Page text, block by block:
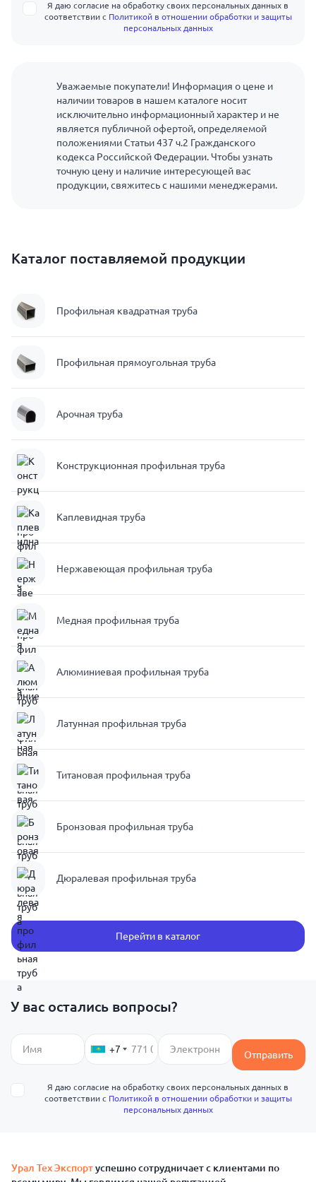
Я даю согласие на обработку своих персональных данных в
соответствии с Политикой в отношении обработки и защиты
персональных данных
Уважаемые покупатели! Информация о цене и
наличии товаров в нашем каталоге носит
исключительно информационный характер и не
является публичной офертой, определяемой
положениями Статьи 437 ч.2 Гражданского
кодекса Российской Федерации. Чтобы узнать
точную цену и наличие интересующей вас
продукции, свяжитесь с нашими менеджерами.
Каталог поставляемой продукции
Профильная квадратная труба
Профильная прямоугольная труба
Арочная труба
Конструкционная профильная труба
Каплевидная труба
Нержавеющая профильная труба
Медная профильная труба
Алюминиевая профильная труба
Латунная профильная труба
Титановая профильная труба
Бронзовая профильная труба
Дюралевая профильная труба
Перейти в каталог
У вас остались вопросы?
+7 Отправить
Я даю согласие на обработку своих персональных данных в
соответствии с Политикой в отношении обработки и защиты
персональных данных
Урал Тех Экспортуспешно сотрудничает с клиентами по